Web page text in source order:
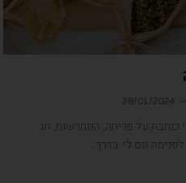
כותבת על פריחה, התחדשות, חג
וגם לי. בדרך…